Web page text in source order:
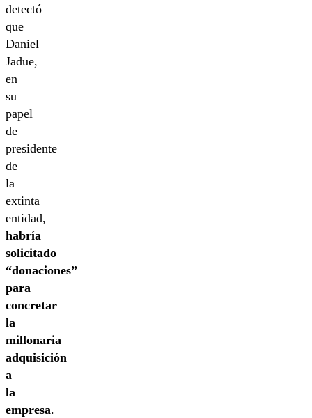
detectó
que
Daniel
Jadue,
en
su
papel
de
presidente
de
la
extinta
entidad,
habría
solicitado
“donaciones”
para
concretar
la
millonaria
adquisición
a
la
empresa.